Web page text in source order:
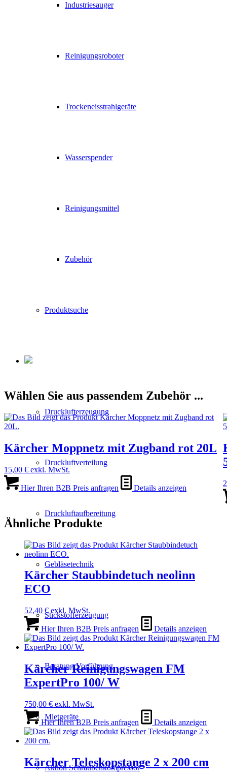
Industriesauger
Reinigungsroboter
Trockeneisstrahlgeräte
Wasserspender
Reinigungsmittel
Zubehör
Produktsuche
Drucklufterzeugung
Druckluftverteilung
Druckluftaufbereitung
Gebläsetechnik
Stickstofferzeugung
Beratung Vorführung
Mietgeräte
Aktion Schraubenkompressor
Wählen Sie aus passendem Zubehör ...
Kärcher Moppnetz mit Zugband rot 20L
15,00 € exkl. MwSt.
Hier Ihren B2B Preis anfragen Details anzeigen
Ähnliche Produkte
Kärcher Staubbindetuch neolinn
ECO
52,40 € exkl. MwSt.
Hier Ihren B2B Preis anfragen Details anzeigen
Kärcher Reinigungswagen FM
ExpertPro 100/ W
750,00 € exkl. MwSt.
Hier Ihren B2B Preis anfragen Details anzeigen
Kärcher Teleskopstange 2 x 200 cm